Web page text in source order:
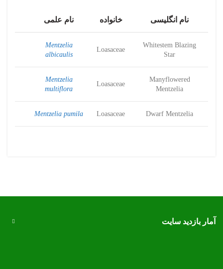
نام انگلیسی خانواده نام علمی
Whitestem Blazing
Star
Loasaceae
Mentzelia
albicaulis
Manyflowered
Mentzelia
Loasaceae
Mentzelia
multiflora
Dwarf Mentzelia
Loasaceae
Mentzelia pumila
آمار بازدید سایت